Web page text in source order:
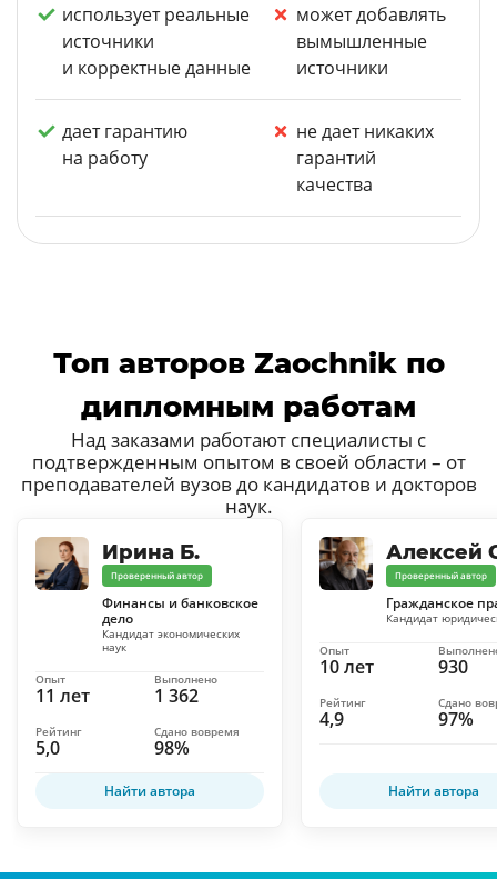
использует реальные
источники
и корректные данные
может добавлять
вымышленные
источники
дает гарантию
на работу
не дает никаких
гарантий
качества
Топ авторов Zaochnik по
дипломным работам
Над заказами работают специалисты с
подтвержденным опытом в своей области – от
преподавателей вузов до кандидатов и докторов
наук.
Ирина Б.
Проверенный автор
Финансы и банковское
дело
Кандидат экономических
наук
11 лет
Опыт
1 362
Выполнено
5,0
Рейтинг
98%
Сдано вовремя
Найти автора
Алексей
Проверенный автор
Гражданское
Кандидат
10 лет
Опыт
930
4,9
Рейтинг
97%
Сдано
Найти автора